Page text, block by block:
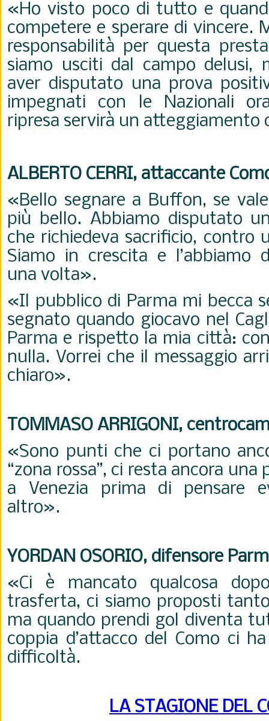
«Ho visto poco di tutto e
competere e sperare di vincere.
responsabilità per questa
siamo usciti dal campo delusi,
aver disputato una prova
impegnati con le Nazionali
ripresa servirà un atteggiamento
ALBERTO CERRI, attaccante
«Bello segnare a Buffon, se
più bello. Abbiamo disputato
che richiedeva sacrificio, contro
Siamo in crescita e l’abbiamo
una volta».
«Il pubblico di Parma mi becca
segnato quando giocavo nel
Parma e rispetto la mia città:
nulla. Vorrei che il messaggio
chiaro».
TOMMASO ARRIGONI,
«Sono punti che ci portano
“zona rossa”, ci resta ancora
a Venezia prima di pensare
altro».
YORDAN OSORIO, difensore
«Ci è mancato qualcosa
trasferta, ci siamo proposti
ma quando prendi gol diventa
coppia d’attacco del Como ci
difficoltà.
LA STAGIONE DEL